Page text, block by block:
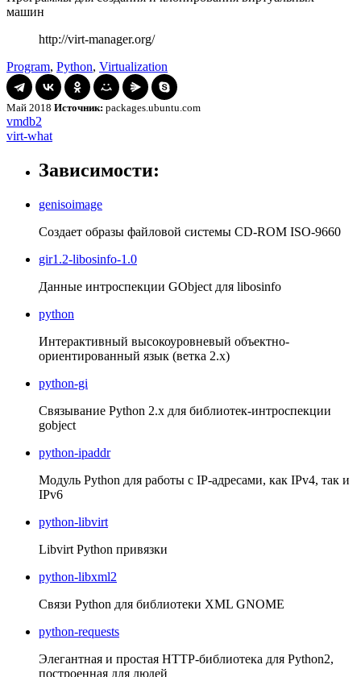
машин
http://virt-manager.org/
Program, Python, Virtualization
Май 2018 Источник: packages.ubuntu.com
Навигация
по
записям
vmdb2
vmdb2
virt-
virt-what
Зависимости:
genisoimage
Создает образы файловой системы CD-ROM ISO-9660
gir1.2-libosinfo-1.0
Данные интроспекции GObject для libosinfo
python
Интерактивный высокоуровневый объектно-
ориентированный язык (ветка 2.x)
python-gi
Связывание Python 2.x для библиотек-интроспекции
gobject
python-ipaddr
Модуль Python для работы с IP-адресами, как IPv4, так и
IPv6
python-libvirt
Libvirt Python привязки
python-libxml2
Связи Python для библиотеки XML GNOME
python-requests
Элегантная и простая HTTP-библиотека для Python2,
построенная для людей